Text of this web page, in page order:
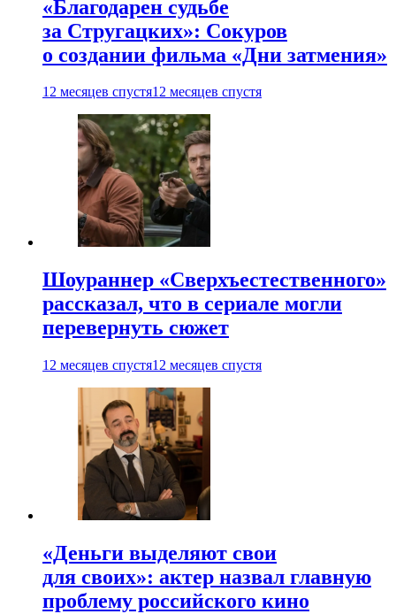
«Благодарен судьбе
за Стругацких»: Сокуров
о создании фильма «Дни затмения»
12 месяцев спустя12 месяцев спустя
Шоураннер «Сверхъестественного»
рассказал, что в сериале могли
перевернуть сюжет
12 месяцев спустя12 месяцев спустя
«Деньги выделяют свои
для своих»: актер назвал главную
проблему российского кино